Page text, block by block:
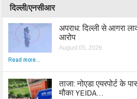
दिल्ली/एनसीआर
अपराध: दिल्ली से आगरा
आरोप
August 05, 2026
Read more...
ताजा: नोएडा एयरपोर्ट के
मौका YEIDA…